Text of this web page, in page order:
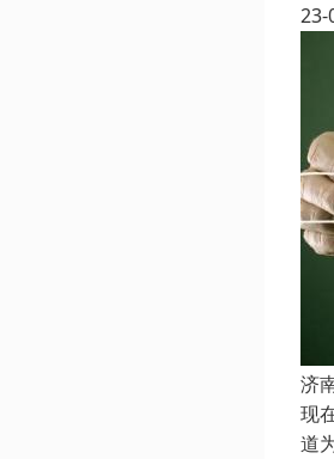
23-
济
现
道